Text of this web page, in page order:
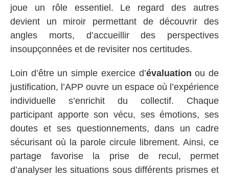
joue un rôle essentiel. Le regard des autres
devient un miroir permettant de découvrir des
angles morts, d’accueillir des perspectives
insoupçonnées et de revisiter nos certitudes.
Loin d’être un simple exercice d’évaluation ou de
justification, l’APP ouvre un espace où l’expérience
individuelle s’enrichit du collectif. Chaque
participant apporte son vécu, ses émotions, ses
doutes et ses questionnements, dans un cadre
sécurisant où la parole circule librement. Ainsi, ce
partage favorise la prise de recul, permet
d’analyser les situations sous différents prismes et